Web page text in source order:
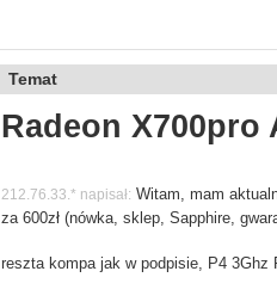
Temat
Radeon X700pro
212.76.33.* napisał: Witam, mam
za 600zł (nówka, sklep, Sapphire,
reszta kompa jak w podpisie, P4 3Ghz